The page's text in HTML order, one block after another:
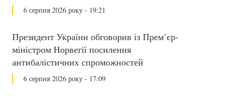
6 серпня 2026 року - 19:21
Президент України обговорив із Прем’єр-
міністром Норвегії посилення
антибалістичних спроможностей
6 серпня 2026 року - 17:09